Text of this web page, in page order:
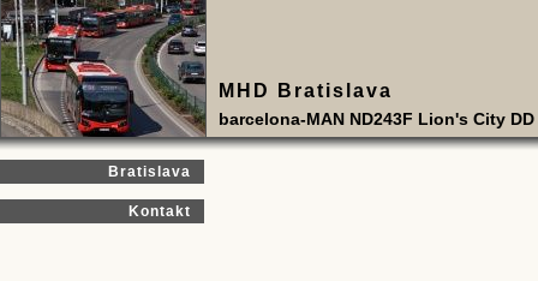
MHD Bratislava
barcelona-MAN ND243F Lion's City DD
Bratislava
Kontakt